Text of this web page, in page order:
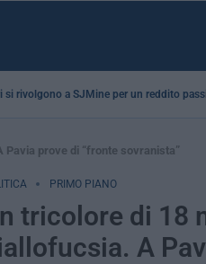
si rivolgono a SJMine per un reddito
prove di “fronte sovranista”
PRIMO PIANO
tricolore di 18
A